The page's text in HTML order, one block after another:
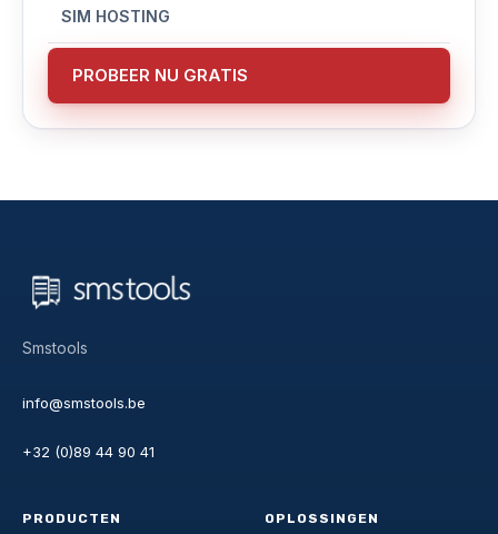
SIM HOSTING
PROBEER NU GRATIS
Smstools
info@smstools.be
+32 (0)89 44 90 41
PRODUCTEN OPLOSSINGEN